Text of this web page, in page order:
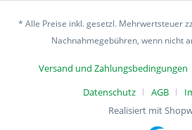
* Alle Preise inkl. gesetzl. Mehrwertsteuer
Nachnahmegebühren, wenn nicht
Versand und Zahlungsbedingungen
Datenschutz
AGB
Realisiert mit